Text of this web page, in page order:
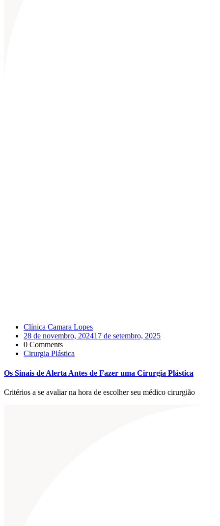
Clínica Camara Lopes
28 de novembro, 202417 de setembro, 2025
0 Comments
Cirurgia Plástica
Os Sinais de Alerta Antes de Fazer uma Cirurgia Plástica
Critérios a se avaliar na hora de escolher seu médico cirurgião